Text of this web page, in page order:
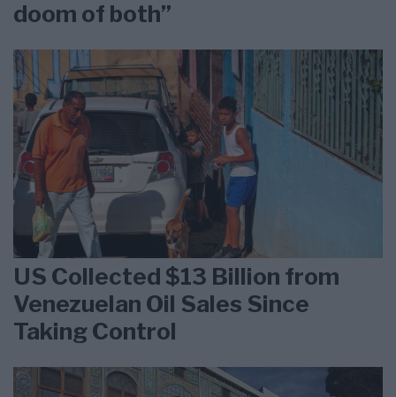
doom of both”
US Collected $13 Billion from
Venezuelan Oil Sales Since
Taking Control